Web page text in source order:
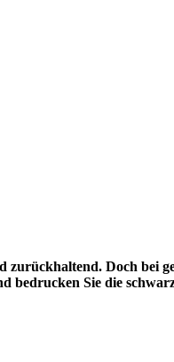
Doch bei
bedrucken Sie die